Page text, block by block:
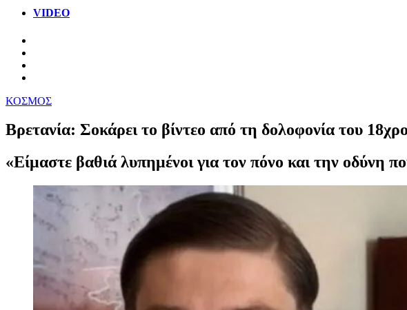
VIDEO
ΚΟΣΜΟΣ
Βρετανία: Σοκάρει το βίντεο από τη δολοφονία του
«Είμαστε βαθιά λυπημένοι για τον πόνο και την οδύνη